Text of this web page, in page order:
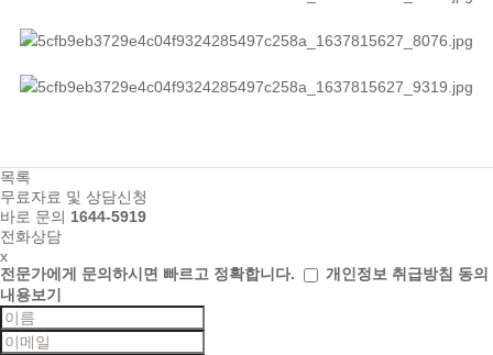
목록
무료자료 및 상담신청
바로 문의 1644-5919
전화상담
x
전문가에게 문의하시면 빠르고 정확합니다.
개인정보 취급방침 동의
내용보기